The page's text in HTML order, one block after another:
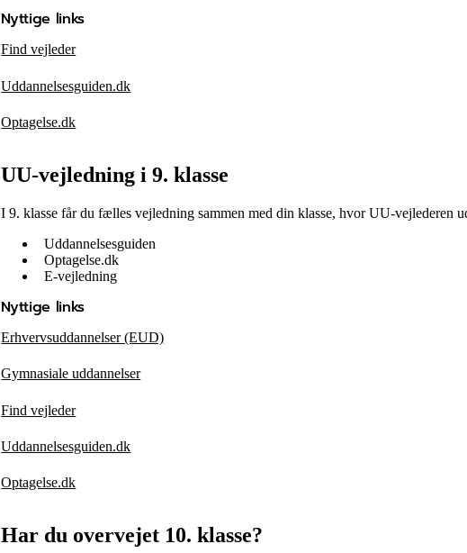
Nyttige links
Find vejleder
Uddannelsesguiden.dk
Optagelse.dk
UU-vejledning i 9. klasse
I 9. klasse får du fælles vejledning sammen med din klasse, hvor UU-vejlederen
Uddannelsesguiden
Optagelse.dk
E-vejledning
Nyttige links
Erhvervsuddannelser (EUD)
Gymnasiale uddannelser
Find vejleder
Uddannelsesguiden.dk
Optagelse.dk
Har du overvejet 10. klasse?